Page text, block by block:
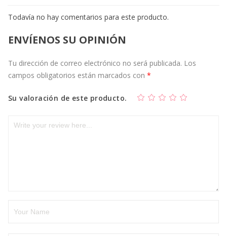
Todavía no hay comentarios para este producto.
ENVÍENOS SU OPINIÓN
Tu dirección de correo electrónico no será publicada. Los
campos obligatorios están marcados con *
Su valoración de este producto.